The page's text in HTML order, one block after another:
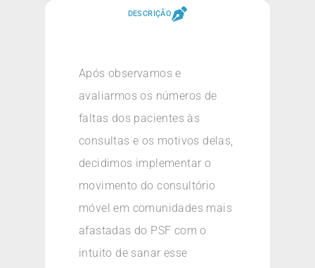
DESCRIÇÃO
Após observamos e
avaliarmos os números de
faltas dos pacientes às
consultas e os motivos delas,
decidimos implementar o
movimento do consultório
móvel em comunidades mais
afastadas do PSF com o
intuito de sanar esse